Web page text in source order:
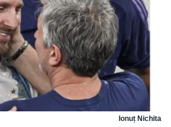
Ionuț Nichita